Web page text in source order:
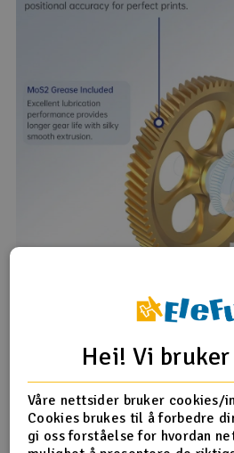
Hei! Vi
Våre nettsider bruker cookies/
Cookies brukes til å forbedre
gi oss forståelse for hvordan